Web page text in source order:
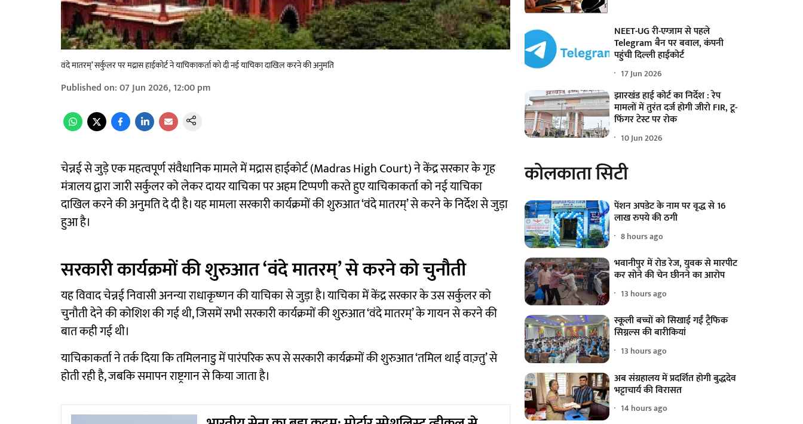
वंदे मातरम्’ सर्कुलर पर मद्रास हाईकोर्ट ने याचिकाकर्ता को दी नई याचिका दाखिल करने की अनुमति
Published on:07 Jun 2026, 12:00 pm
चेन्नई से जुड़े एक महत्वपूर्ण संवैधानिक मामले में मद्रास हाईकोर्ट (Madras High Court) ने केंद्र सरकार के गृह
मंत्रालय द्वारा जारी सर्कुलर को लेकर दायर याचिका पर अहम टिप्पणी करते हुए याचिकाकर्ता को नई याचिका
दाखिल करने की अनुमति दे दी है। यह मामला सरकारी कार्यक्रमों की शुरुआत ‘वंदे मातरम्’ से करने के निर्देश से जुड़ा
हुआ है।
सरकारी कार्यक्रमों की शुरुआत ‘वंदे मातरम्’ से करने को चुनौती
यह विवाद चेन्नई निवासी अनन्या राधाकृष्णन की याचिका से जुड़ा है। याचिका में केंद्र सरकार के उस सर्कुलर को
चुनौती देने की कोशिश की गई थी, जिसमें सभी सरकारी कार्यक्रमों की शुरुआत ‘वंदे मातरम्’ के गायन से करने की
बात कही गई थी।
याचिकाकर्ता ने तर्क दिया कि तमिलनाडु में पारंपरिक रूप से सरकारी कार्यक्रमों की शुरुआत ‘तमिल थाई वाज़्तु’ से
होती रही है, जबकि समापन राष्ट्रगान से किया जाता है।
NEET-UG री-एग्जाम से पहले
Telegram बैन पर बवाल, कंपनी
पहुंची दिल्ली हाईकोर्ट
17 Jun 2026
झारखंड हाई कोर्ट का निर्देश : रेप
मामलों में तुरंत दर्ज होगी जीरो FIR, टू-
फिंगर टेस्ट पर रोक
10 Jun 2026
कोलकाता सिटी
पेंशन अपडेट के नाम पर वृद्ध से 16
लाख रुपये की ठगी
8 hours ago
भवानीपुर में रोड रेज, युवक से मारपीट
कर सोने की चेन छीनने का आरोप
13 hours ago
स्कूली बच्चों को सिखाई गईं ट्रैफिक
सिग्नल्स की बारीकियां
13 hours ago
अब संग्रहालय में प्रदर्शित होगी बुद्धदेव
भट्टाचार्य की विरासत
14 hours ago